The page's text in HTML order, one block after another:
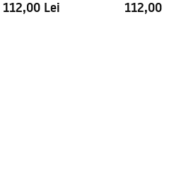
112,00 Lei 112,00 Lei